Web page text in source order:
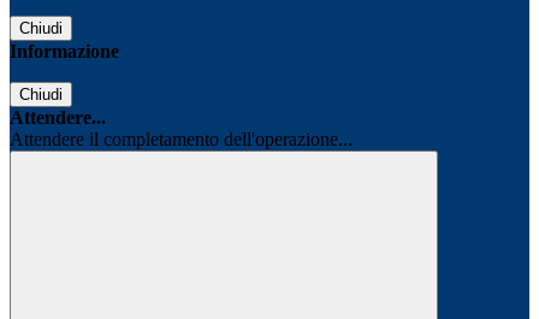
Chiudi
Informazione
Chiudi
Attendere...
Attendere il completamento dell'operazione...